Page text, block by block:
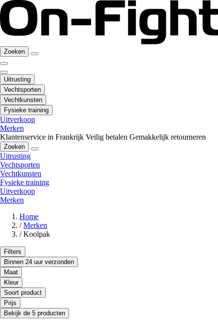
Zoeken
Uitrusting
Vechtsporten
Vechtkunsten
Fysieke training
Uitverkoop
Merken
Klantenservice in Frankrijk Veilig betalen Gemakkelijk retourneren
Zoeken
Uitrusting
Vechtsporten
Vechtkunsten
Fysieke training
Uitverkoop
Merken
Home
/ Merken
/ Koolpak
Filters
Binnen 24 uur verzonden
Maat
Kleur
Soort product
Prijs
Bekijk de 5 producten